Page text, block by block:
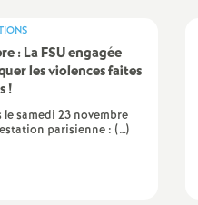
: LaFSUengagée
les violences faites
!
samedi 23 novembre
parisienne : (…)